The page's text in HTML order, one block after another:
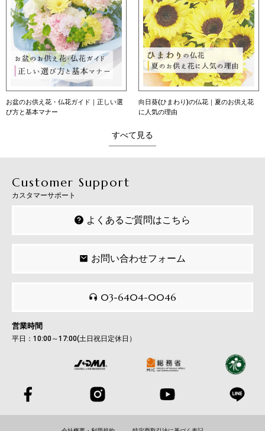
供え花・仏花ガイド｜正しい選
本マナー
向日葵(ひまわり)の仏花｜夏のお供え花
に人気の理由
向日葵
すべて見る
Customer Support
カスタマーサポート
よくあるご質問はこちら
お問い合わせフォーム
03-6404-0046
営業時間
平日：10:00～17:00(土日祝日定休日）